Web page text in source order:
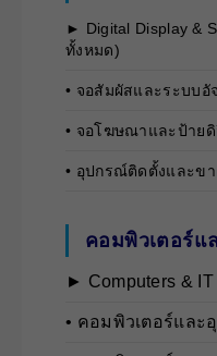
► Digital Display &
ทั้งหมด)
• จอสัมผัสและระบบอั
• จอโฆษณาและป้าย
• อุปกรณ์ติดตั้งและขา
คอมพิวเตอร์แ
► Computers &
• คอมพิวเตอร์และ